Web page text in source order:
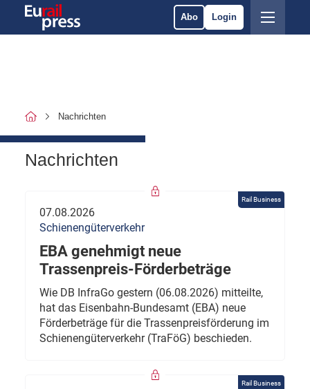
Abo Login
Nachrichten
Nachrichten
Rail Business
07.08.2026
Schienengüterverkehr
EBA genehmigt neue
Trassenpreis-Förderbeträge
Wie DB InfraGo gestern (06.08.2026) mitteilte,
hat das Eisenbahn-Bundesamt (EBA) neue
Förderbeträge für die Trassenpreisförderung im
Schienengüterverkehr (TraFöG) beschieden.
Rail Business